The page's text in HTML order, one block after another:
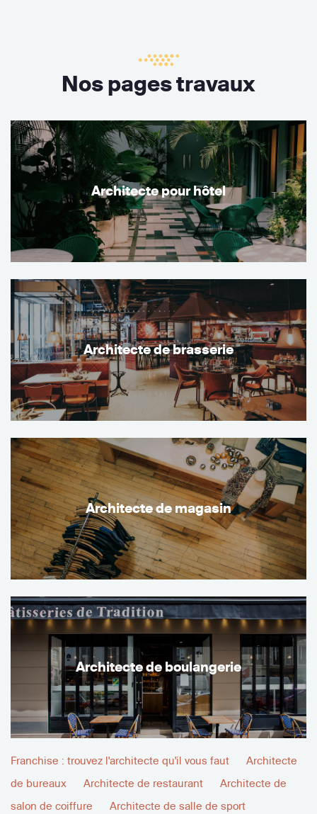
Nos pages travaux
Architecte pour hôtel
Architecte de brasserie
Architecte de magasin
Architecte de boulangerie
Franchise : trouvez l'architecte qu'il vous faut
Architecte
de bureaux
Architecte de restaurant
Architecte de
salon de coiffure
Architecte de salle de sport